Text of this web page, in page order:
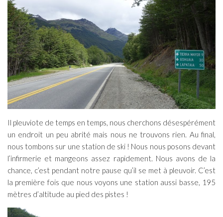
Il pleuviote de temps en temps, nous cherchons désespérément
un endroit un peu abrité mais nous ne trouvons rien. Au final,
nous tombons sur une station de ski ! Nous nous posons devant
l’infirmerie et mangeons assez rapidement. Nous avons de la
chance, c’est pendant notre pause qu’il se met à pleuvoir. C’est
la première fois que nous voyons une station aussi basse, 195
mètres d’altitude au pied des pistes !